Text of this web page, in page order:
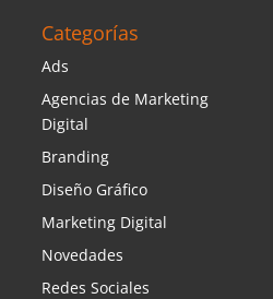
Categorías
Ads
Agencias de Marketing
Digital
Branding
Diseño Gráfico
Marketing Digital
Novedades
Redes Sociales